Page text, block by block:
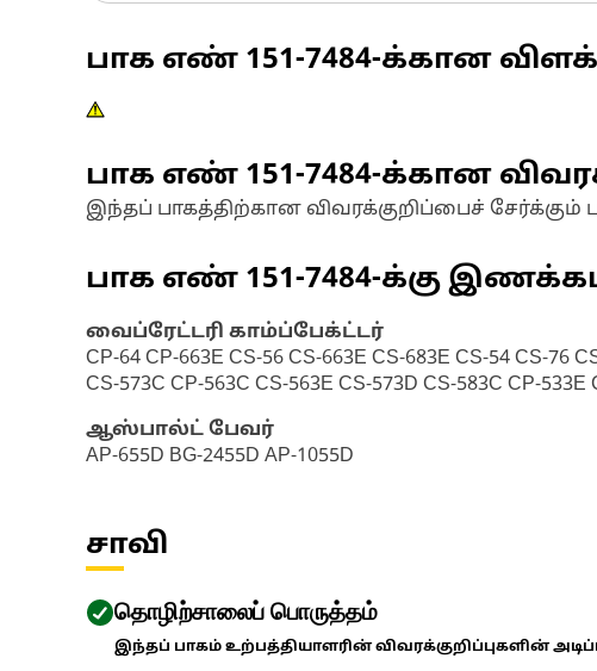
பாக எண் 151-7484-க்கான
பாக எண் 151-7484-க்கான
இந்தப் பாகத்திற்கான விவரக்குறிப்பைச்
பாக எண் 151-7484-க்கு
வைப்ரேட்டரி காம்ப்பேக்ட்டர்
CP-64 CP-663E CS-56 CS-663E CS-683E CS-54 CS-76
CS-573C CP-563C CS-563E CS-573D CS-583C CP-
ஆஸ்பால்ட் பேவர்
AP-655D BG-2455D AP-1055D
சாவி
தொழிற்சாலைப் பொருத்தம்
இந்தப் பாகம் உற்பத்தியாளரின் விவரக்குறிப்புகளின்